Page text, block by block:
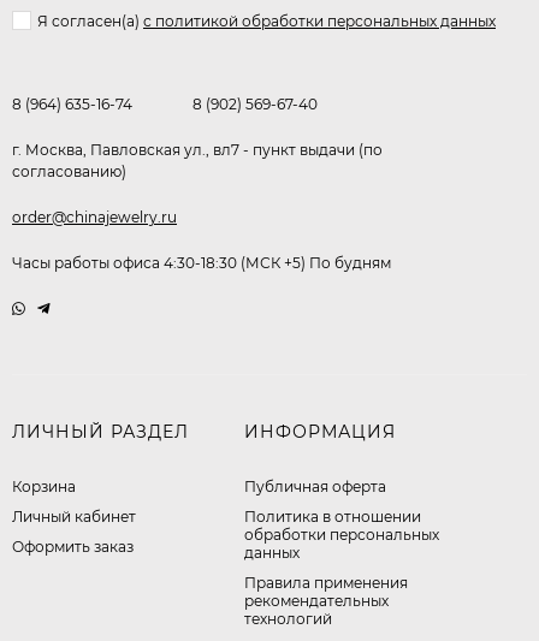
Я согласен(a) с политикой обработки персональных данных
8 (964) 635-16-74 8 (902) 569-67-40
г. Москва, Павловская ул., вл7 - пункт выдачи (по
согласованию)
order@chinajewelry.ru
Часы работы офиса 4:30-18:30 (МСК +5) По будням
ЛИЧНЫЙ РАЗДЕЛ
Корзина
Личный кабинет
Оформить заказ
ИНФОРМАЦИЯ
Публичная оферта
​Политика в отношении
обработки персональных
данных
Правила применения
рекомендательных
технологий